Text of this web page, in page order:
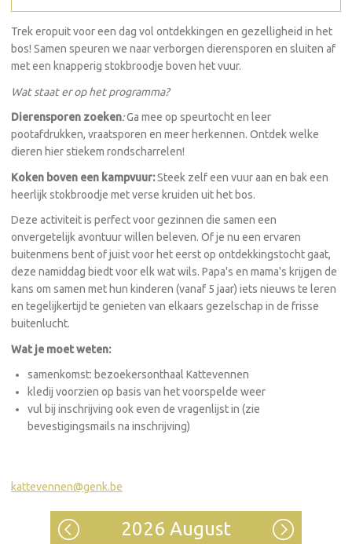
Trek eropuit voor een dag vol ontdekkingen en gezelligheid in het
bos! Samen speuren we naar verborgen dierensporen en sluiten af
met een knapperig stokbroodje boven het vuur.
Wat staat er op het programma?
Dierensporen zoeken:Ga mee op speurtocht en leer
pootafdrukken, vraatsporen en meer herkennen. Ontdek welke
dieren hier stiekem rondscharrelen!
Koken boven een kampvuur:Steek zelf een vuur aan en bak een
heerlijk stokbroodje met verse kruiden uit het bos.
Deze activiteit is perfect voor gezinnen die samen een
onvergetelijk avontuur willen beleven. Of je nu een ervaren
buitenmens bent of juist voor het eerst op ontdekkingstocht gaat,
deze namiddag biedt voor elk wat wils. Papa's en mama's krijgen de
kans om samen met hun kinderen (vanaf 5 jaar) iets nieuws te leren
en tegelijkertijd te genieten van elkaars gezelschap in de frisse
buitenlucht.
Wat je moet weten:
samenkomst: bezoekersonthaal Kattevennen
kledij voorzien op basis van het voorspelde weer
vul bij inschrijving ook even de vragenlijst in (zie
bevestigingsmails na inschrijving)
kattevennen@genk.be
2026 August